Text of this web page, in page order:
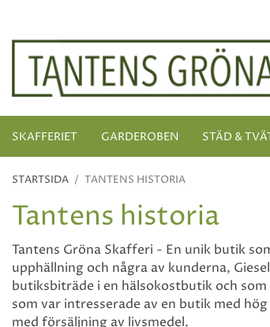
SKAFFERIET GARDEROBEN STÄD &
STARTSIDA / TANTENS HISTORIA
Tantens historia
Tantens Gröna Skafferi - En unik butik
upphällning och några av kunderna,
butiksbiträde i en hälsokostbutik och
som var intresserade av en butik med
med försäljning av livsmedel.